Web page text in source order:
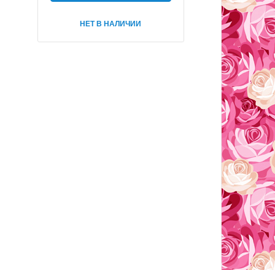
НЕТ В НАЛИЧИИ